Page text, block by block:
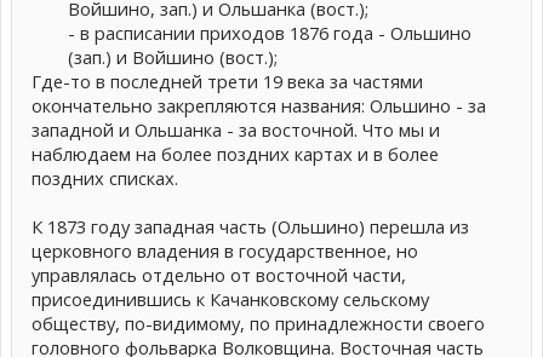
Войшино, зап.) и Ольшанка (вост.);
- в расписании приходов 1876 года - Ольшино
(зап.) и Войшино (вост.);​
Где-то в последней трети 19 века за частями
окончательно закрепляются названия: Ольшино - за
западной и Ольшанка - за восточной. Что мы и
наблюдаем на более поздних картах и в более
поздних списках.
К 1873 году западная часть (Ольшино) перешла из
церковного владения в государственное, но
управлялась отдельно от восточной части,
присоединившись к Качанковскому сельскому
обществу, по-видимому, по принадлежности своего
головного фольварка Волковщина. Восточная часть